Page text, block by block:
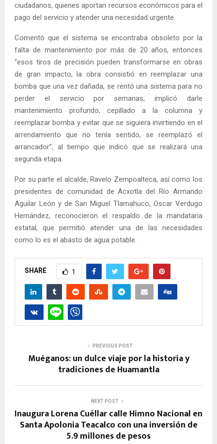
ciudadanos, quienes aportan recursos económicos para el
pago del servicio y atender una necesidad urgente.
Comentó que el sistema se encontraba obsoleto por la
falta de mantenimiento por más de 20 años, entonces
“esos tiros de precisión pueden transformarse en obras
de gran impacto, la obra consistió en reemplazar una
bomba que una vez dañada, se rentó una sistema para no
perder el servicio por semanas, implicó darle
mantenimiento profundo, cepillado a la columna y
reemplazar bomba y evitar que se siguiera invirtiendo en el
arrendamiento que no tenía sentido, se reemplazó el
arrancador”, al tiempo que indicó que se realizará una
segunda etapa.
Por su parte el alcalde, Ravelo Zempoalteca, así como los
presidentes de comunidad de Acxotla del Río Armando
Aguilar León y de San Miguel Tlamahuco, Oscar Verdugo
Hernández, reconocieron el respaldo de la mandataria
estatal, que permitió atender una de las necesidades
como lo es el abasto de agua potable.
SHARE 1
PREVIOUS POST
Muéganos: un dulce viaje por la historia y
tradiciones de Huamantla
NEXT POST
Inaugura Lorena Cuéllar calle Himno Nacional en
Santa Apolonia Teacalco con una inversión de
5.9 millones de pesos